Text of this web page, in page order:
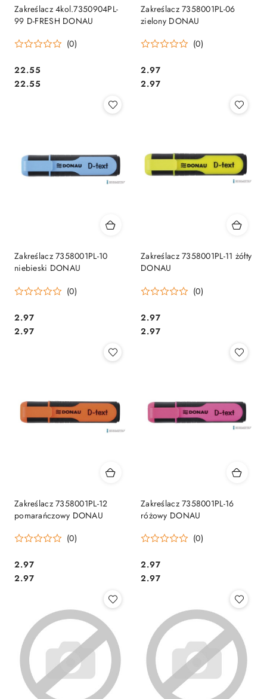
Zakreślacz 4kol.7350904PL-
99 D-FRESH DONAU
(0)
Cena:
22.55
Cena:
22.55
Zakreślacz 7358001PL-06
zielony DONAU
(0)
Cena:
2.97
Cena:
2.97
Zakreślacz 7358001PL-10
niebieski DONAU
(0)
Cena:
2.97
Cena:
2.97
Zakreślacz 7358001PL-11 żółty
DONAU
(0)
Cena:
2.97
Cena:
2.97
Zakreślacz 7358001PL-12
pomarańczowy DONAU
(0)
Cena:
2.97
Cena:
2.97
Zakreślacz 7358001PL-16
różowy DONAU
(0)
Cena:
2.97
Cena:
2.97